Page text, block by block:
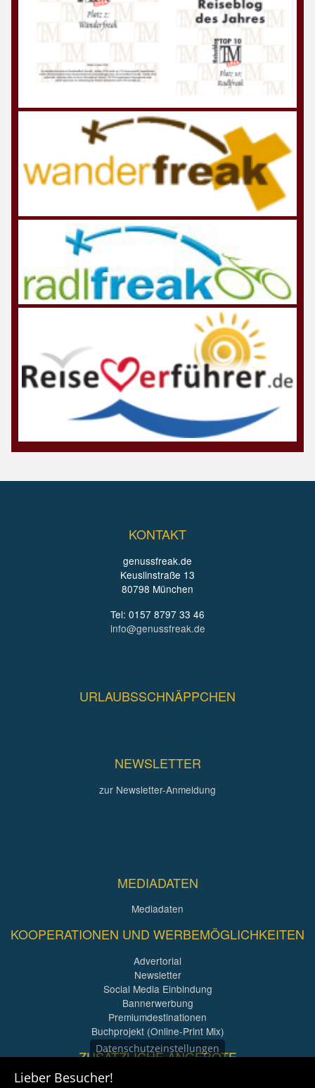
KONTAKT
genussfreak.de
Keuslinstraße 13
80798 München
Tel: 0157 8797 33 46
info@genussfreak.de
URLAUBSSCHNÄPPCHEN
NEWSLETTER
zur Newsletter-Anmeldung
MEDIADATEN
Mediadaten
KOOPERATIONEN UND WERBEMÖGLICHKEITEN
Advertorial
Newsletter
Social Media Einbindung
Bannerwerbung
Premiumdestinationen
Buchprojekt (Online-Print Mix)
ZUSÄTZLICHE ANGEBOTE
Imagefilme und mehr
Datenschutzeinstellungen
Lieber Besucher!